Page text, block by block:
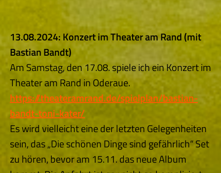
13.08.2024: Konzert im Theater am Rand (mit
BastianBandt)
Am Samstag, den 17.08. spiele ich ein Konzert im
Theater am Rand in Oderaue.
https://theateramrand.de/spielplan/bastian-
bandt-toni-kater/
Es wird vielleicht eine der letzten Gelegenheiten
sein, das „Die schönen Dinge sind gefährlich“ Set
zu hören, bevor am 15.11. das neue Album